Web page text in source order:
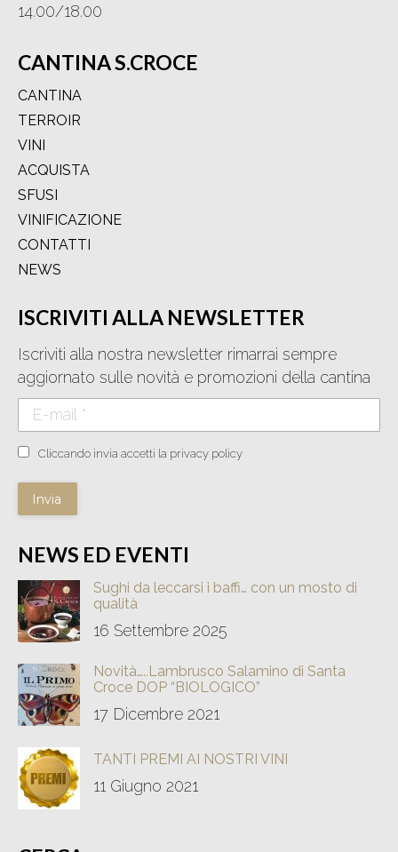
14.00/18.00
CANTINA S.CROCE
CANTINA
TERROIR
VINI
ACQUISTA
SFUSI
VINIFICAZIONE
CONTATTI
NEWS
ISCRIVITI ALLA NEWSLETTER
Iscriviti alla nostra newsletter rimarrai sempre
aggiornato sulle novità e promozioni della cantina
E-mail *
Cliccando invia accetti la privacy policy
Invia
NEWS ED EVENTI
Sughi da leccarsi i baffi… con un mosto di
qualità
16 Settembre 2025
Novità…..Lambrusco Salamino di Santa
Croce DOP “BIOLOGICO”
17 Dicembre 2021
TANTI PREMI AI NOSTRI VINI
11 Giugno 2021